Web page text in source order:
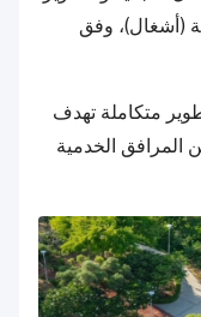
(أشغال)، وفق
متكاملة تهدف
المرافق الخدمية